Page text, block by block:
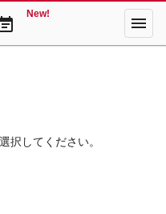
New! menu
択してください。